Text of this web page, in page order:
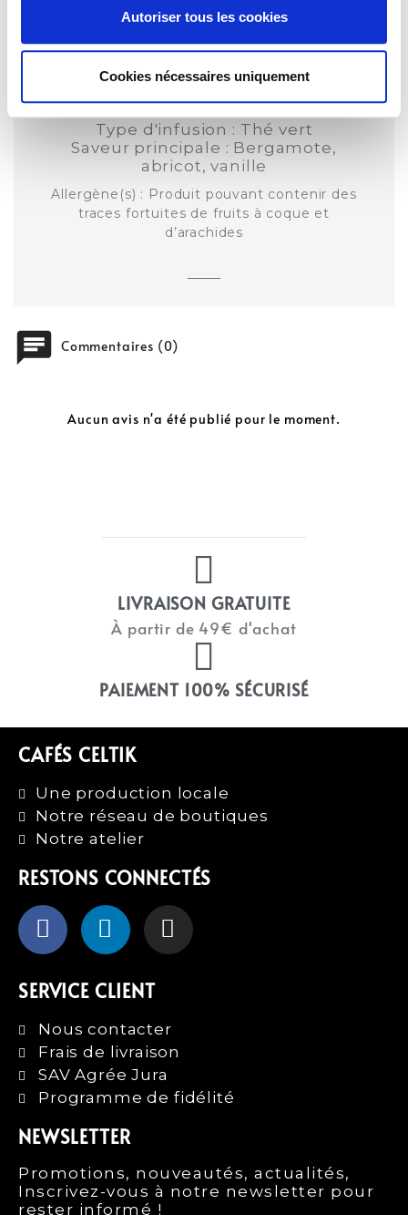
Autoriser tous les cookies
Cookies nécessaires uniquement
Détails du produit
Type d'infusion : Thé vert
Saveur principale : Bergamote,
abricot, vanille
Allergène(s) : Produit pouvant contenir des
traces fortuites de fruits à coque et
d’arachides
chat Commentaires (0)
Aucun avis n'a été publié pour le moment.
LIVRAISON GRATUITE
À partir de 49€ d'achat
PAIEMENT 100% SÉCURISÉ
CAFÉS CELTIK
Une production locale
Notre réseau de boutiques
Notre atelier
RESTONS CONNECTÉS
SERVICE CLIENT
Nous contacter
Frais de livraison
SAV Agrée Jura
Programme de fidélité
NEWSLETTER
Promotions, nouveautés, actualités,
Inscrivez-vous à notre newsletter pour
rester informé !